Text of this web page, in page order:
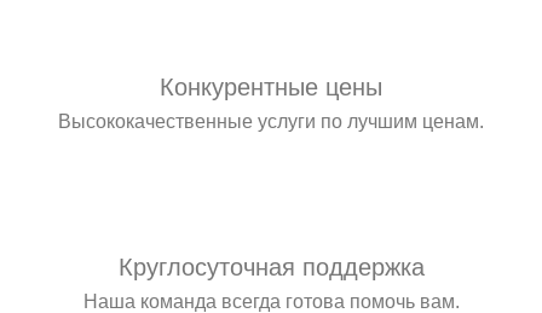
Конкурентные цены
Высококачественные услуги по лучшим ценам.
Круглосуточная поддержка
Наша команда всегда готова помочь вам.